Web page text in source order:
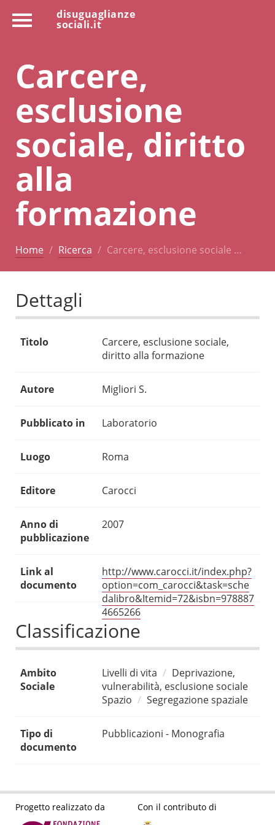
disuguaglianze
sociali.it
Carcere,
esclusione
sociale, diritto
alla
formazione
Home Ricerca Carcere, esclusione sociale …
Dettagli
Titolo
Carcere, esclusione sociale,
diritto alla formazione
Autore Migliori S.
Pubblicato in Laboratorio
Luogo Roma
Editore Carocci
Anno di
pubblicazione
2007
Link al
documento
http://www.carocci.it/index.php?
option=com_carocci&task=sche
dalibro&Itemid=72&isbn=978887
4665266
Classificazione
Ambito
Sociale
Livelli di vita
Deprivazione,
vulnerabilità, esclusione sociale
Spazio
Segregazione spaziale
Tipo di
documento
Pubblicazioni - Monografia
Progetto realizzato da Con il contributo di